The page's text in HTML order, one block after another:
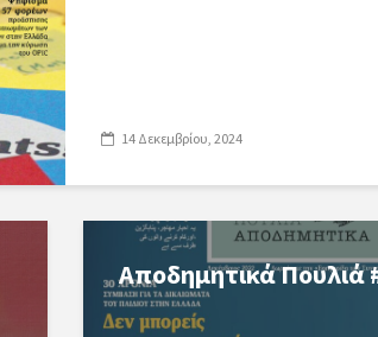
14 Δεκεμβρίου, 2024
Αποδημητικά Πουλιά